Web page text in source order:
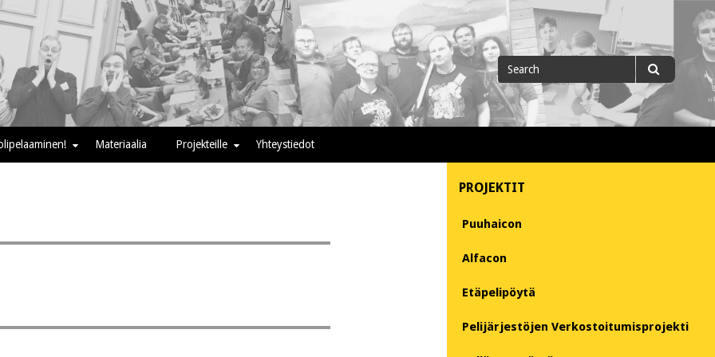
Search
for
Materiaalia Projekteille Yhteystiedot
PROJEKTIT
Puuhaicon
Alfacon
Etäpelipöytä
Pelijärjestöjen Verkostoitumisprojekti